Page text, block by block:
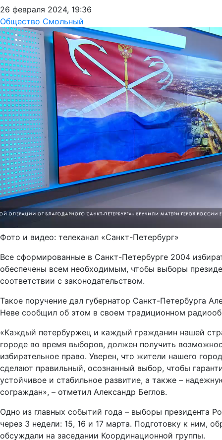
26 февраля 2024, 19:36
Общество Смольный
Фото и видео: телеканал «Санкт-Петербург»
Все сформированные в Санкт-Петербурге 2004
обеспечены всем необходимым, чтобы выборы
соответствии с законодательством.
Такое поручение дал губернатор Санкт-Петербурга
Неве сообщил об этом в своем традиционном
«Каждый петербуржец и каждый гражданин нашей
городе во время выборов, должен получить
избирательное право. Уверен, что жители нашего
сделают правильный, осознанный выбор, чтобы
устойчивое и стабильное развитие, а также –
сограждан», – отметил Александр Беглов.
Одно из главных событий года – выборы президента
через 3 недели: 15, 16 и 17 марта. Подготовку к ним,
обсуждали на заседании Координационной группы.